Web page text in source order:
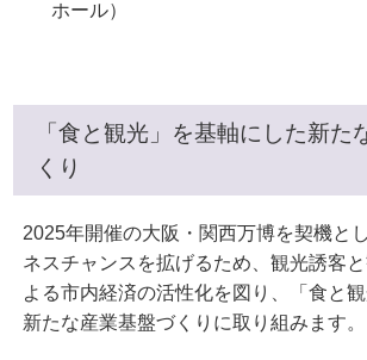
ホール）
「食と観光」を基軸にした新た
くり
2025年開催の大阪・関西万博を契機と
ネスチャンスを拡げるため、観光誘客
よる市内経済の活性化を図り、「食と
新たな産業基盤づくりに取り組みます。